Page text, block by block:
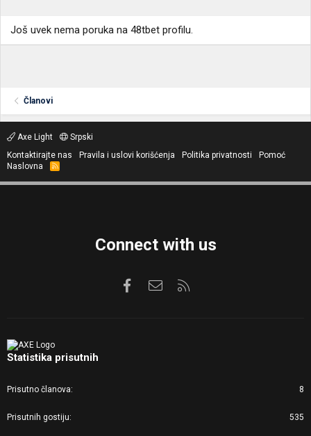
Još uvek nema poruka na 48tbet profilu.
Članovi
Axe Light
Srpski
Kontaktirajte nas
Pravila i uslovi korišćenja Politika privatnosti
Pomoć
Naslovna
R
S
Connect with us
FacebookKontaktirajte nas
Statistika prisutnih
Prisutno članova 8
Prisutnih gostiju 535